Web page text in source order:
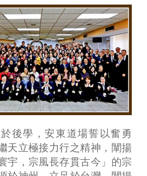
後學，安東道場誓以奮勇
天立極接力行之精神，闡揚
宇，宗風長存貫古今」的宗